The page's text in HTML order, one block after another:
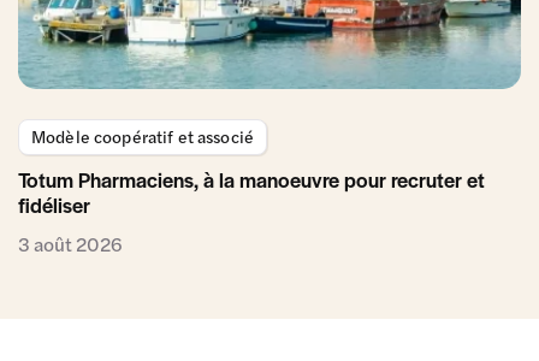
Modèle coopératif et associé
Totum Pharmaciens, à la manoeuvre pour recruter et
fidéliser
3 août 2026